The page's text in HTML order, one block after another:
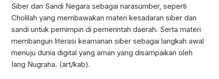
Siber dan Sandi Negara sebagai narasumber, seperti
Cholilah yang membawakan materi kesadaran siber dan
sandi untuk pemimpin di pemerintah daerah. Serta materi
membangun literasi keamanan siber sebagai langkah awal
menuju dunia digital yang aman yang disampaikan oleh
Iang Nugraha. (art/kab).